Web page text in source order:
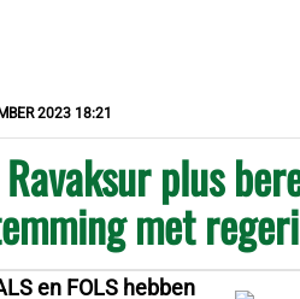
2023 18:21
plus
met
en FOLS hebben